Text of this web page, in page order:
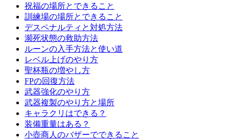
祝福の場所とできること
訓練場の場所とできること
デスペナルティと対処方法
瀕死状態の救助方法
ルーンの入手方法と使い道
レベル上げのやり方
聖杯瓶の増やし方
FPの回復方法
武器強化のやり方
武器複製のやり方と場所
キャラクリはできる？
装備重量はある？
小壺商人のバザーでできること